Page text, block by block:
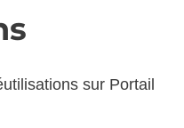
sur Portail